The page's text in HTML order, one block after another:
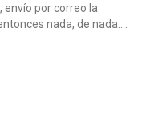
envío por correo la
nada, de nada....